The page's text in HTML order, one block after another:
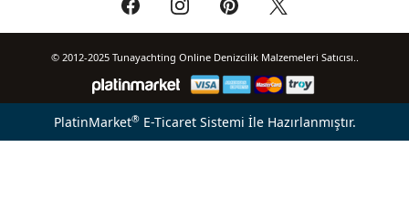
© 2012-2025 Tunayachting Online Denizcilik Malzemeleri Satıcısı..
PlatinMarket®E-Ticaret Sistemi İle Hazırlanmıştır.